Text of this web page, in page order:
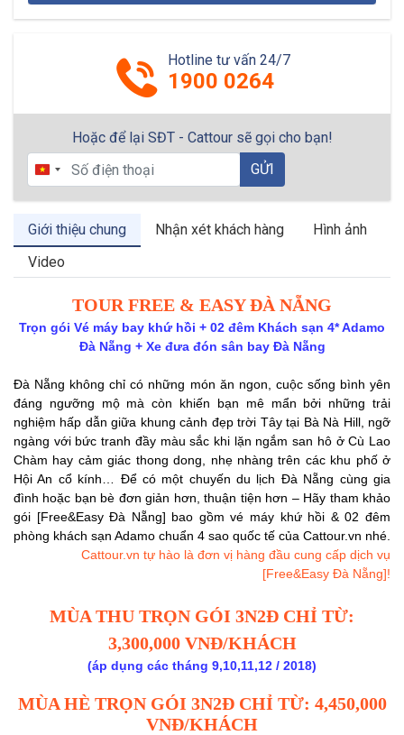
Giới thiệu chung Nhận xét khách hàng
Hình ảnh
Video
TOUR FREE & EASY ĐÀ NẴNG
Trọn gói Vé máy bay khứ hồi + 02 đêm Khách sạn 4* Adamo
Đà Nẵng + Xe đưa đón sân bay Đà Nẵng
Đà Nẵng không chỉ có những món ăn ngon, cuộc sống bình yên
đáng ngưỡng mộ mà còn khiến bạn mê mẩn bởi những trải
nghiệm hấp dẫn giữa khung cảnh đẹp trời Tây tại Bà Nà Hill, ngỡ
ngàng với bức tranh đầy màu sắc khi lặn ngắm san hô ở Cù Lao
Chàm hay cảm giác thong dong, nhẹ nhàng trên các khu phố ở
Hội An cổ kính… Để có một chuyến du lịch Đà Nẵng cùng gia
đình hoặc bạn bè đơn giản hơn, thuận tiện hơn – Hãy tham khảo
gói [Free&Easy Đà Nẵng] bao gồm vé máy khứ hồi & 02 đêm
phòng khách sạn Adamo chuẩn 4 sao quốc tế của Cattour.vn nhé.
Cattour.vn tự hào là đơn vị hàng đầu cung cấp dịch vụ
[Free&Easy Đà Nẵng]!
MÙA THU TRỌN GÓI 3N2Đ CHỈ TỪ:
3,300,000 VNĐ/KHÁCH
(áp dụng các tháng 9,10,11,12 / 2018)
MÙA HÈ TRỌN GÓI 3N2Đ CHỈ TỪ: 4,450,000
VNĐ/KHÁCH
Hotline tư vấn 24/7
1900 0264
Hoặc để lại SĐT - Cattour sẽ gọi cho bạn!
Vietnam
GỬI